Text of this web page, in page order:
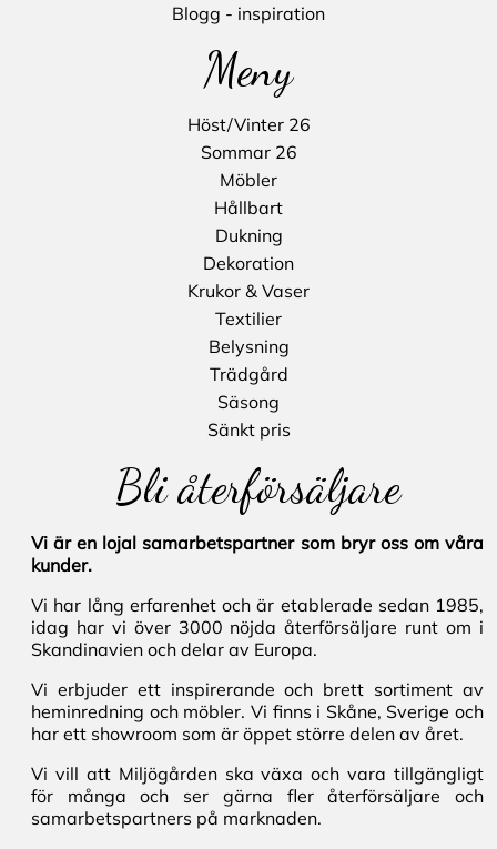
Blogg - inspiration
Meny
Höst/Vinter 26
Sommar 26
Möbler
Hållbart
Dukning
Dekoration
Krukor & Vaser
Textilier
Belysning
Trädgård
Säsong
Sänkt pris
Bli återförsäljare
Vi är en lojal samarbetspartner som bryr oss om våra
kunder.
Vi har lång erfarenhet och är etablerade sedan 1985,
idag har vi över 3000 nöjda återförsäljare runt om i
Skandinavien och delar av Europa.
Vi erbjuder ett inspirerande och brett sortiment av
heminredning och möbler. Vi finns i Skåne, Sverige och
har ett showroom som är öppet större delen av året.
Vi vill att Miljögården ska växa och vara tillgängligt
för många och ser gärna fler återförsäljare och
samarbetspartners på marknaden.